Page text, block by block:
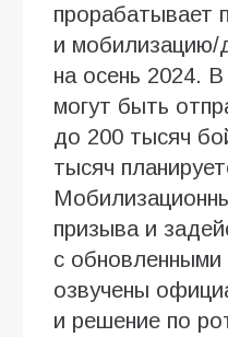
прорабатывает
и мобилизацию/
на осень 2024.
могут быть
до 200 тысяч
тысяч
призыва и
с
озвучены
и решение по